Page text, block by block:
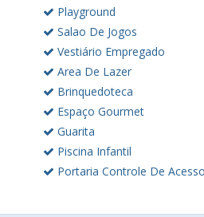
Playground
Salao De Jogos
Vestiário Empregado
Area De Lazer
Brinquedoteca
Espaço Gourmet
Guarita
Piscina Infantil
Portaria Controle De Acesso